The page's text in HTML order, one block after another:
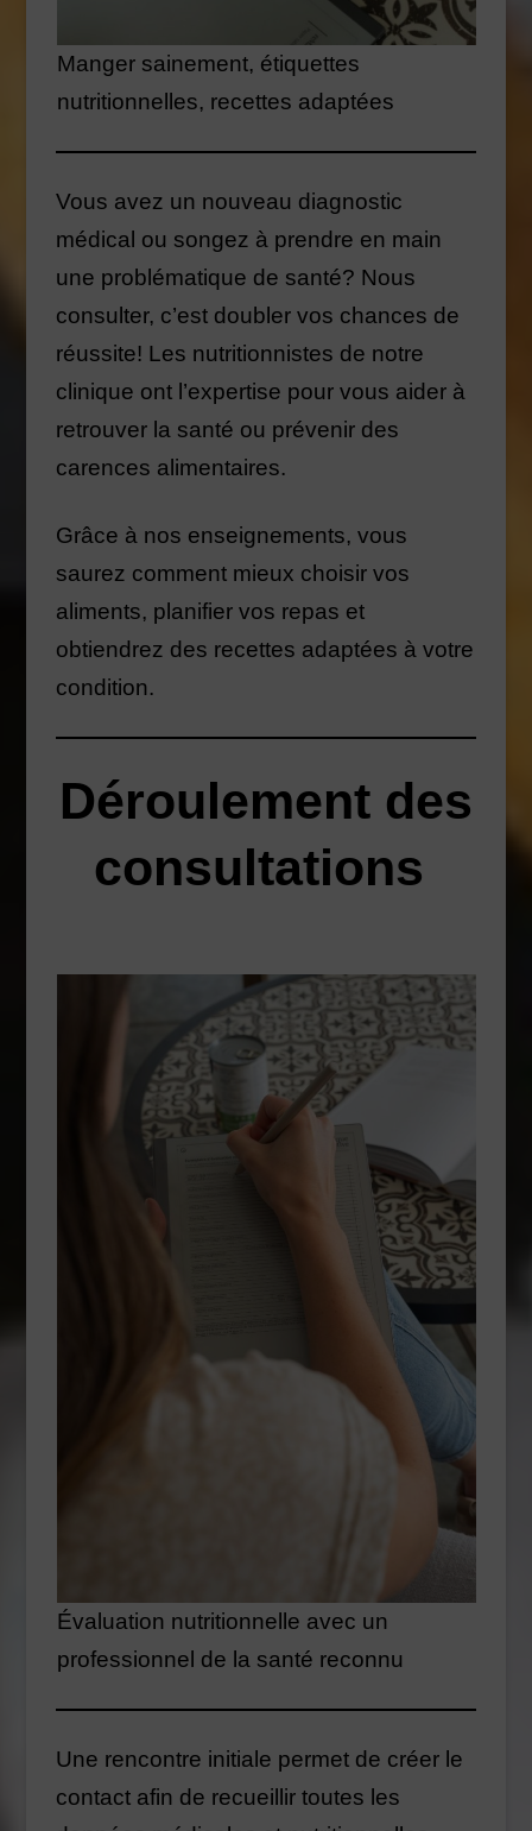
Manger sainement, étiquettes
nutritionnelles, recettes adaptées
Vous avez un nouveau diagnostic
médical ou songez à prendre en main
une problématique de santé? Nous
consulter, c’est doubler vos chances de
réussite! Les nutritionnistes de notre
clinique ont l’expertise pour vous aider à
retrouver la santé ou prévenir des
carences alimentaires.
Grâce à nos enseignements, vous
saurez comment mieux choisir vos
aliments, planifier vos repas et
obtiendrez des recettes adaptées à votre
condition.
Déroulement des
consultations
Évaluation nutritionnelle avec un
professionnel de la santé reconnu
Une rencontre initiale permet de créer le
contact afin de recueillir toutes les